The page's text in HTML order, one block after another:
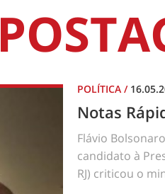
POLÍTICA /
Notas
Flávio
candidato à
RJ) criticou o